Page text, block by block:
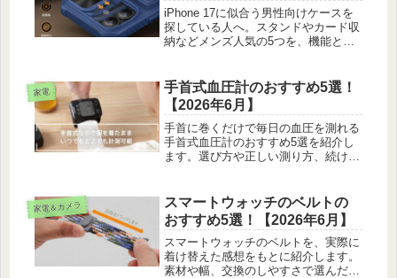
iPhone 17に似合う男性向けケースを
探している人へ。スタンドやカード収
納などメンズ人気の5つを、機能と使
家電
手首式血圧計のおすすめ5選！
【2026年6月】
手首に巻くだけで毎日の血圧を測れる
手首式血圧計のおすすめ5選を紹介し
ます。選び方や正しい測り方、続けや
家電＆カメラ
スマートウォッチのベルトの
おすすめ5選！【2026年6月】
スマートウォッチのベルトを、実際に
着け替えた感想をもとに紹介します。
素材や幅、交換のしやすさで選んだ5